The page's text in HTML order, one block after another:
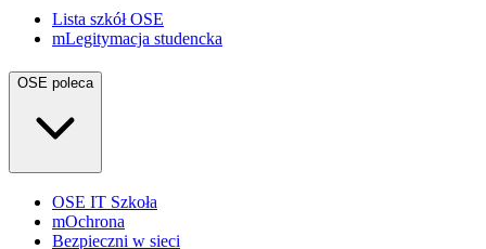
Lista szkół OSE
mLegitymacja studencka
OSE poleca
OSE IT Szkoła
mOchrona
Bezpieczni w sieci